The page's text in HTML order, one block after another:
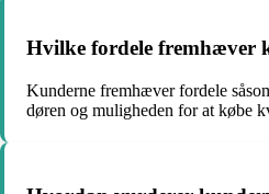
Hvilke fordele fremhæver
Kunderne fremhæver fordele
døren og muligheden for at købe